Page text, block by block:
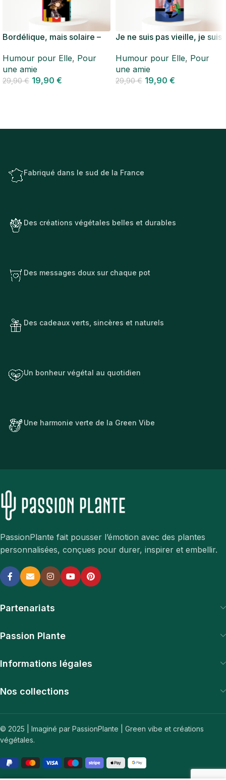
Bordélique, mais solaire –
humour – Succulente pour
une amie
Humour pour Elle, Pour
une amie
29,90€ 19,90 €
Je ne suis pas vieille, je suis
personnalisée humour
Humour pour Elle, Pour
une amie
29,90€ 19,90 €
Fabriqué dans le sud de la France
Des créations végétales belles et durables
Des messages doux sur chaque pot
Des cadeaux verts, sincères et naturels
Un bonheur végétal au quotidien
Une harmonie verte de la Green Vibe
PassionPlante fait pousser l’émotion avec des plantes
personnalisées, conçues pour durer, inspirer et embellir.
Partenariats
Passion Plante
Informations légales
Nos collections
© 2025 | Imaginé par PassionPlante | Green vibe et créations
végétales.